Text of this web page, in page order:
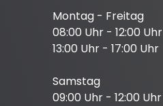
Montag - Freitag
08:00 Uhr - 12:00 Uhr
13:00 Uhr - 17:00 Uhr
Samstag
09:00 Uhr - 12:00 Uhr